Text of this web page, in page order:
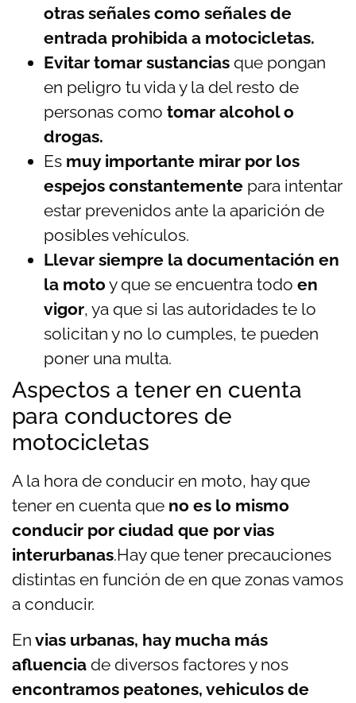
otras señales como señales de
entrada prohibida a motocicletas.
Evitar tomar sustancias que pongan
en peligro tu vida y la del resto de
personas como tomar alcohol o
drogas.
Es muy importante mirar por los
espejos constantemente para intentar
estar prevenidos ante la aparición de
posibles vehículos.
Llevar siempre la documentación en
la motoy que se encuentra todo en
vigor, ya que si las autoridades te lo
solicitan y no lo cumples, te pueden
poner una multa.
Aspectos a tener en cuenta
para conductores de
motocicletas
A la hora de conducir en moto, hay que
tener en cuenta que no es lo mismo
conducir por ciudad que por vias
interurbanas.Hay que tener precauciones
distintas en función de en que zonas vamos
a conducir.
En vias urbanas, hay mucha más
afluencia de diversos factores y nos
encontramos peatones, vehiculos de